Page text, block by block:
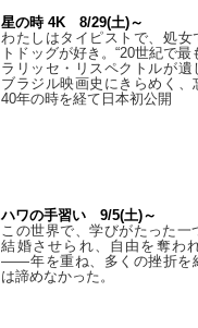
星の時 4K 8/29(土)～
わたしはタイピストで、処⼥
トドッグが好き。“20世紀で最
ラリッセ・リスペクトルが遺
ブラジル映画史にきらめく、
40年の時を経て⽇本初公開
ハワの手習い 9/5(土)～
この世界で、学びがたった一
結婚させられ、自由を奪わ
——年を重ね、多くの挫折を
は諦めなかった。